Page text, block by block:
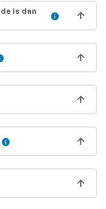
is dan